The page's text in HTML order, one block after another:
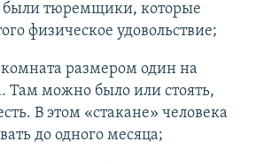
были тюремщики, которые
физическое удовольствие;
комната размером один на
Там можно было или стоять,
В этом «стакане» человека
до одного месяца;